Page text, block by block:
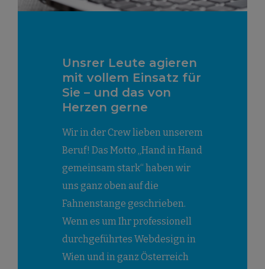
Unsrer Leute agieren
mit vollem Einsatz für
Sie – und das von
Herzen gerne
Wir in der Crew lieben unserem
Beruf! Das Motto „Hand in Hand
gemeinsam stark“ haben wir
uns ganz oben auf die
Fahnenstange geschrieben.
Wenn es um Ihr professionell
durchgeführtes Webdesign in
Wien und in ganz Österreich